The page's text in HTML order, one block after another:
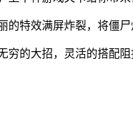
特效满屏炸裂，将僵尸
的大招，灵活的搭配阻